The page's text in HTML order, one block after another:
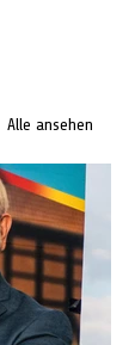
Alle ansehen